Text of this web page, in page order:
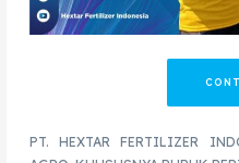
PT. HEXTAR FERTILIZER